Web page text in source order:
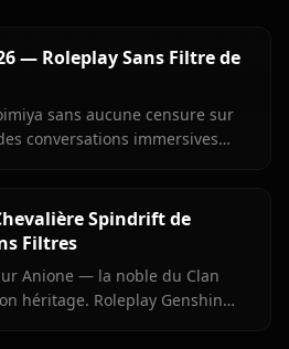
— Roleplay Sans Filtre de
sans aucune censure sur
conversations immersives
Spindrift de
Filtres
Anione — la noble du Clan
héritage. Roleplay Genshin